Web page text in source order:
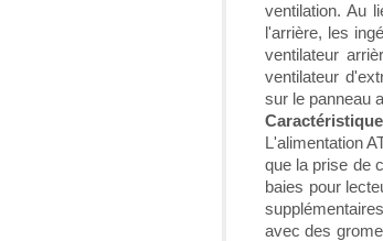
ventilation. Au
l'arrière, les
ventilateur
ventilateur
sur le panneau
L'alimentation
que la prise de
baies pour
avec des